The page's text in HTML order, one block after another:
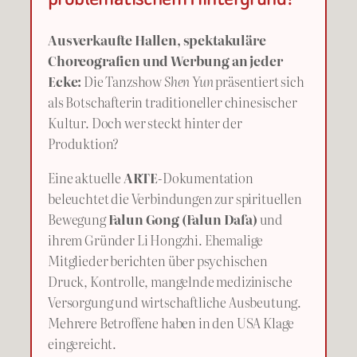
Ausverkaufte Hallen, spektakuläre
Choreografien und Werbung an jeder
Ecke: Die TanzshowShen Yunpräsentiert sich
als Botschafterin traditioneller chinesischer
Kultur. Doch wer steckt hinter der
Produktion?
Eine aktuelle ARTE-Dokumentation
beleuchtet die Verbindungen zur spirituellen
BewegungFalun Gong (Falun Dafa) und
ihrem Gründer Li Hongzhi. Ehemalige
Mitglieder berichten über psychischen
Druck, Kontrolle, mangelnde medizinische
Versorgung und wirtschaftliche Ausbeutung.
Mehrere Betroffene haben in den USA Klage
eingereicht.